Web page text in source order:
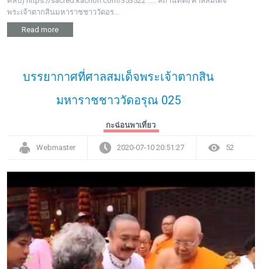
พระเจ้าตากสินมหาราชชาววัดอร...
Read more
บรรยากาศที่ศาลสมเด็จพระเจ้าตากสิน
มหาราชชาววัดอรุณ 025
กะฉ่อนพาเที่ยว
Webmaster 2020-07-10 20:51:27 52